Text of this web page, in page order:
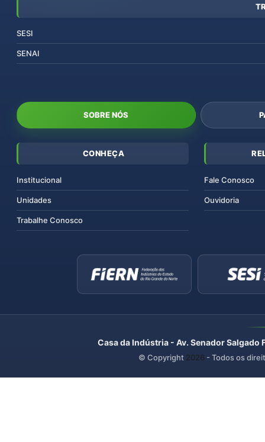
SESI
SENAI
SOBRE NÓS
CONHEÇA
Institucional
Unidades
Trabalhe Conosco
Fale Conosco
Ouvidoria
Casa da Indústria - Av. Senador
© Copyright 2026 - Todos os